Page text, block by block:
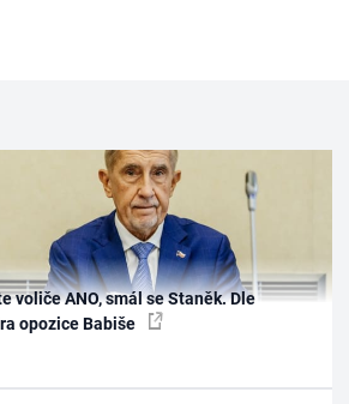
voliče ANO, smál se Staněk. Dle
opozice Babiše